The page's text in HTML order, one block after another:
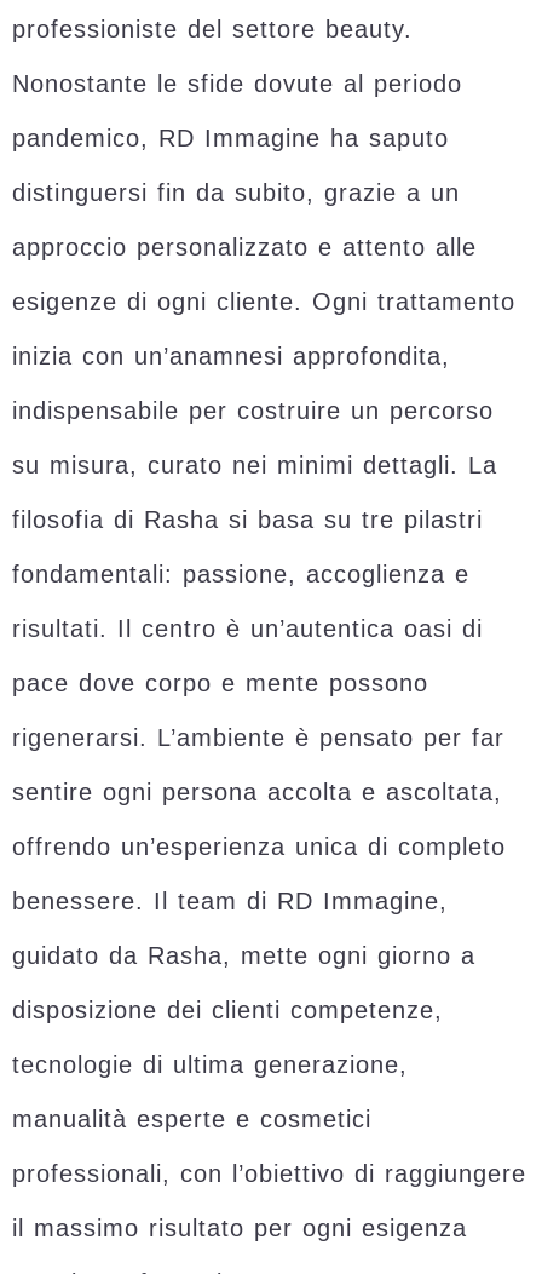
professioniste del settore beauty.
Nonostante le sfide dovute al periodo
pandemico, RD Immagine ha saputo
distinguersi fin da subito, grazie a un
approccio personalizzato e attento alle
esigenze di ogni cliente. Ogni trattamento
inizia con un’anamnesi approfondita,
indispensabile per costruire un percorso
su misura, curato nei minimi dettagli. La
filosofia di Rasha si basa su tre pilastri
fondamentali: passione, accoglienza e
risultati. Il centro è un’autentica oasi di
pace dove corpo e mente possono
rigenerarsi. L’ambiente è pensato per far
sentire ogni persona accolta e ascoltata,
offrendo un’esperienza unica di completo
benessere. Il team di RD Immagine,
guidato da Rasha, mette ogni giorno a
disposizione dei clienti competenze,
tecnologie di ultima generazione,
manualità esperte e cosmetici
professionali, con l’obiettivo di raggiungere
il massimo risultato per ogni esigenza